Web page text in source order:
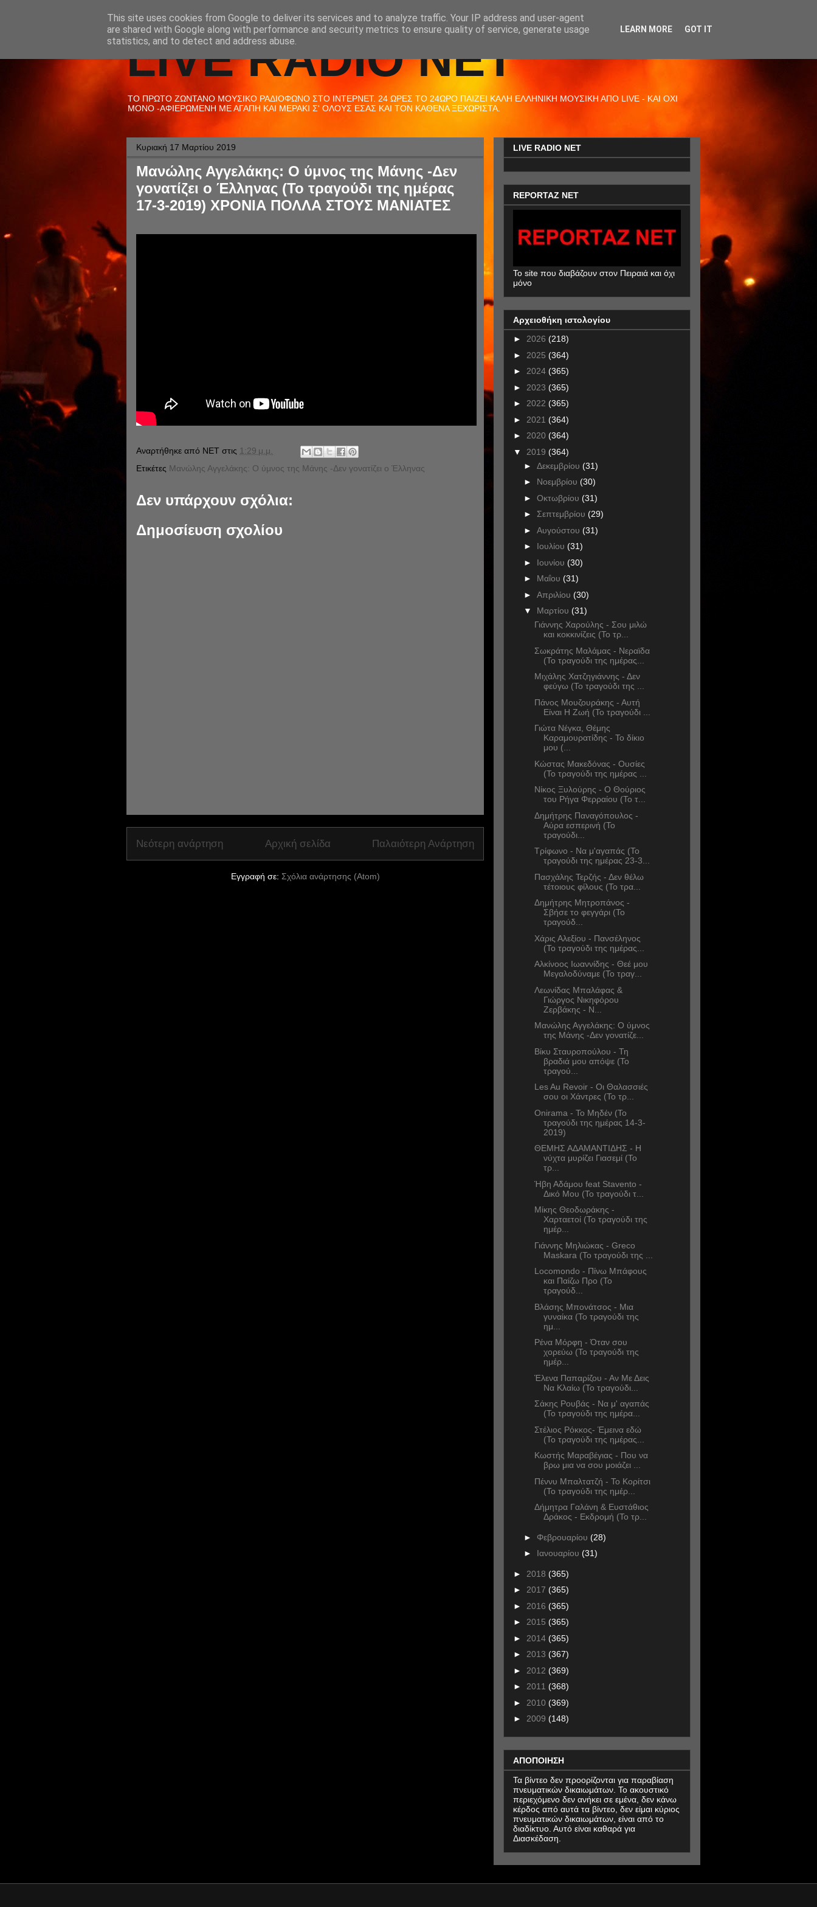
LIVE RADIO NET
ΤΟ ΠΡΩΤΟ ΖΩΝΤΑΝΟ ΜΟΥΣΙΚΟ ΡΑΔΙΟΦΩΝΟ ΣΤΟ ΙΝΤΕΡΝΕΤ. 24 ΩΡΕΣ ΤΟ 24ΩΡΟ ΠΑΙΖΕΙ ΚΑΛΗ ΕΛΛΗΝΙΚΗ ΜΟΥΣΙΚΗ ΑΠΟ LIVE - ΚΑΙ ΟΧΙ
ΜΟΝΟ -ΑΦΙΕΡΩΜΕΝΗ ΜΕ ΑΓΑΠΗ ΚΑΙ ΜΕΡΑΚΙ Σ' ΟΛΟΥΣ ΕΣΑΣ ΚΑΙ ΤΟΝ ΚΑΘΕΝΑ ΞΕΧΩΡΙΣΤΑ.
Κυριακή 17 Μαρτίου 2019
Μανώλης Αγγελάκης: Ο ύμνος της Μάνης -Δεν
γονατίζει ο Έλληνας (Το τραγούδι της ημέρας
17-3-2019) ΧΡΟΝΙΑ ΠΟΛΛΑ ΣΤΟΥΣ ΜΑΝΙΑΤΕΣ
Αναρτήθηκε από NET στις 1:29 μ.μ.
Ετικέτες Μανώλης Αγγελάκης: Ο ύμνος της Μάνης -Δεν γονατίζει ο Έλληνας
Δεν υπάρχουν σχόλια:
Δημοσίευση σχολίου
Νεότερη ανάρτηση Παλαιότερη Ανάρτηση
Αρχική σελίδα
Εγγραφή σε: Σχόλια ανάρτησης (Atom)
LIVE RADIO NET
REPORTAZ NET
To site που διαβάζουν στον Πειραιά και όχι
μόνο
Αρχειοθήκη ιστολογίου
► 2026 (218)
► 2025 (364)
► 2024 (365)
► 2023 (365)
► 2022 (365)
► 2021 (364)
► 2020 (364)
▼ 2019 (364)
► Δεκεμβρίου (31)
► Νοεμβρίου (30)
► Οκτωβρίου (31)
► Σεπτεμβρίου (29)
► Αυγούστου (31)
► Ιουλίου (31)
► Ιουνίου (30)
► Μαΐου (31)
► Απριλίου (30)
▼ Μαρτίου (31)
Γιάννης Χαρούλης - Σου μιλώ
και κοκκινίζεις (Το τρ...
Σωκράτης Μαλάμας - Νεραϊδα
(Το τραγούδι της ημέρας...
Μιχάλης Χατζηγιάννης - Δεν
φεύγω (Το τραγούδι της ...
Πάνος Μουζουράκης - Αυτή
Είναι Η Ζωή (Το τραγούδι ...
Γιώτα Νέγκα, Θέμης
Καραμουρατίδης - Το δίκιο
μου (...
Κώστας Μακεδόνας - Ουσίες
(Το τραγούδι της ημέρας ...
Νίκος Ξυλούρης - Ο Θούριος
του Ρήγα Φερραίου (Το τ...
Δημήτρης Παναγόπουλος -
Αύρα εσπερινή (Το
τραγούδι...
Τρίφωνο - Να μ'αγαπάς (Το
τραγούδι της ημέρας 23-3...
Πασχάλης Τερζής - Δεν θέλω
τέτοιους φίλους (Το τρα...
Δημήτρης Μητροπάνος -
Σβήσε το φεγγάρι (Το
τραγούδ...
Χάρις Αλεξίου - Πανσέληνος
(Το τραγούδι της ημέρας...
Αλκίνοος Ιωαννίδης - Θεέ μου
Μεγαλοδύναμε (Το τραγ...
Λεωνίδας Μπαλάφας &
Γιώργος Νικηφόρου
Ζερβάκης - Ν...
Μανώλης Αγγελάκης: Ο ύμνος
της Μάνης -Δεν γονατίζε...
Βίκυ Σταυροπούλου - Τη
βραδιά μου απόψε (Το
τραγού...
Les Au Revoir - Οι Θαλασσιές
σου οι Χάντρες (Το τρ...
Onirama - Το Μηδέν (Το
τραγούδι της ημέρας 14-3-
2019)
ΘΕΜΗΣ ΑΔΑΜΑΝΤΙΔΗΣ - Η
νύχτα μυρίζει Γιασεμί (Το
τρ...
Ήβη Αδάμου feat Stavento -
Δικό Μου (Το τραγούδι τ...
Μίκης Θεοδωράκης -
Χαρταετοί (Το τραγούδι της
ημέρ...
Γιάννης Μηλιώκας - Greco
Maskara (Το τραγούδι της ...
Locomondo - Πίνω Μπάφους
και Παίζω Προ (Το
τραγούδ...
Βλάσης Μπονάτσος - Μια
γυναίκα (Το τραγούδι της
ημ...
Ρένα Μόρφη - Όταν σου
χορεύω (Το τραγούδι της
ημέρ...
Έλενα Παπαρίζου - Αν Με Δεις
Να Κλαίω (Το τραγούδι...
Σάκης Ρουβάς - Να μ' αγαπάς
(Το τραγούδι της ημέρα...
Στέλιος Ρόκκος- Έμεινα εδώ
(Το τραγούδι της ημέρας...
Κωστής Μαραβέγιας - Που να
βρω μια να σου μοιάζει ...
Πέννυ Μπαλτατζή - Το Κορίτσι
(Το τραγούδι της ημέρ...
Δήμητρα Γαλάνη & Ευστάθιος
Δράκος - Εκδρομή (Το τρ...
► Φεβρουαρίου (28)
► Ιανουαρίου (31)
► 2018 (365)
► 2017 (365)
► 2016 (365)
► 2015 (365)
► 2014 (365)
► 2013 (367)
► 2012 (369)
► 2011 (368)
► 2010 (369)
► 2009 (148)
ΑΠΟΠΟΙΗΣΗ
Τα βίντεο δεν προορίζονται για παραβίαση
πνευματικών δικαιωμάτων. Το ακουστικό
περιεχόμενο δεν ανήκει σε εμένα, δεν κάνω
κέρδος από αυτά τα βίντεο, δεν είμαι κύριος
πνευματικών δικαιωμάτων, είναι από το
διαδίκτυο. Αυτό είναι καθαρά για
Διασκέδαση.
This site uses cookies from Google to deliver its services and to analyze traffic. Your IP address and user-agent
are shared with Google along with performance and security metrics to ensure quality of service, generate usage
statistics, and to detect and address abuse.
LEARN MORE GOT IT